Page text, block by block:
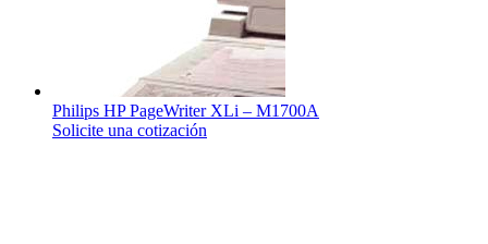
Philips HP PageWriter XLi – M1700A
Solicite una cotización